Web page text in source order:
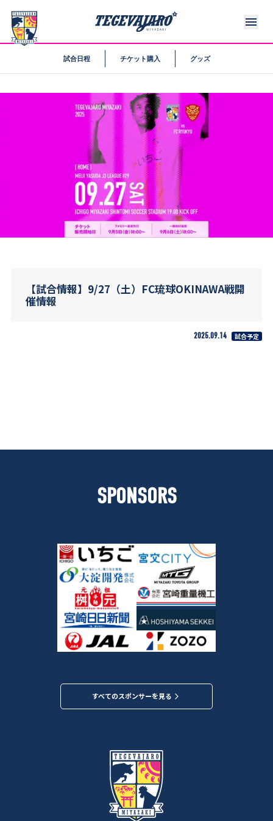
試合日程 チケット購入 グッズ
【試合情報】9/27（土）FC琉球OKINAWA戦開
催情報
2025.09.14 試合予定
SPONSORS
すべてのスポンサーを見る